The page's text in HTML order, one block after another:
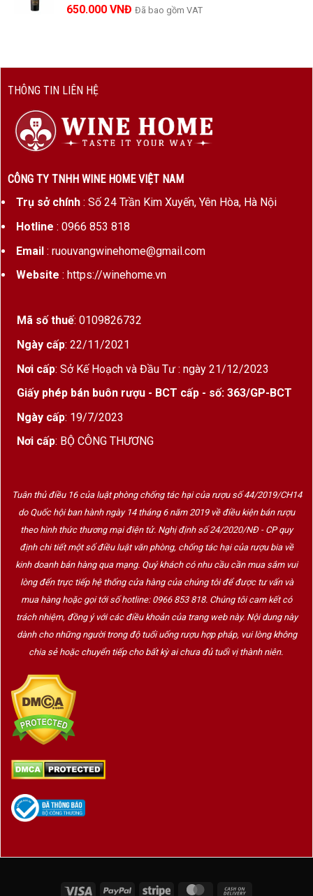
650.000 VNĐ Đã bao gồm VAT
THÔNG TIN LIÊN HỆ
CÔNG TY TNHH WINE HOME VIỆT NAM
Trụ sở chính: Số 24 Trần Kim Xuyến, Yên Hòa, Hà Nội
Hotline : 0966 853 818
Email: ruouvangwinehome@gmail.com
Website : https://winehome.vn
Mã số thuế: 0109826732
Ngày cấp: 22/11/2021
Nơi cấp: Sở Kế Hoạch và Đầu Tư : ngày 21/12/2023
Giấy phép bán buôn rượu - BCT cấp - số: 363/GP-BCT
Ngày cấp: 19/7/2023
Nơi cấp: BỘ CÔNG THƯƠNG
Tuân thủ điều 16 của luật phòng chống tác hại của rượu số 44/2019/CH14
do Quốc hội ban hành ngày 14 tháng 6 năm 2019 về điều kiện bán rượu
theo hình thức thương mại điện tử. Nghị định số 24/2020/NĐ - CP quy
định chi tiết một số điều luật văn phòng, chống tác hại của rượu bia về
kinh doanh bán hàng qua mạng. Quý khách có nhu cầu cần mua sắm vui
lòng đến trực tiếp hệ thống cửa hàng của chúng tôi để được tư vấn và
mua hàng hoặc gọi tới số hotline: 0966 853 818. Chúng tôi cam kết có
trách nhiệm, đồng ý với các điều khoản của trang web này. Nội dung này
dành cho những người trong độ tuổi uống rượu hợp pháp, vui lòng không
chia sẻ hoặc chuyển tiếp cho bất kỳ ai chưa đủ tuổi vị thành niên.
Visa PayPal Stripe MasterCard